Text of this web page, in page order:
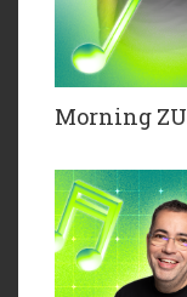
Morning ZU